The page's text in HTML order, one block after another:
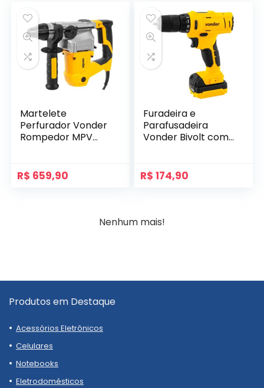
Martelete
Perfurador Vonder
Rompedor MPV
R$ 659,90
Furadeira e
Parafusadeira
Vonder Bivolt com
R$ 174,90
Nenhum mais!
Produtos em Destaque
Acessórios Eletrônicos
Celulares
Notebooks
Eletrodomésticos